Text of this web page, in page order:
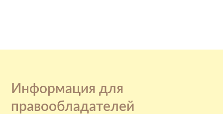
Информация для
правообладателей